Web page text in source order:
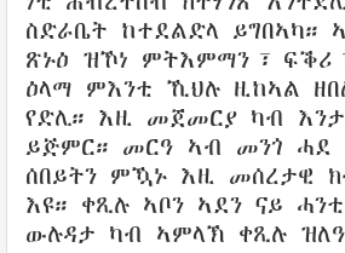
ስድራቤት ከተደልድላ ይግበኣካ።
ጽኑዕ ዝኾነ ምትእምማን፣
ዕላማ ምእንቲ ኺህሉ ዚከኣል
የድሊ። እዚ መጀመርያ ካብ
ይጅምር። መርዓ ኣብ መንጎ ሓደ
ሰበይትን ምዃኑ እዚ መሰረታዊ
እዩ። ቀጺሉ ኣቦን ኣደን ናይ
ውሉዳታ ካብ ኣምላኽ ቀጺሉ